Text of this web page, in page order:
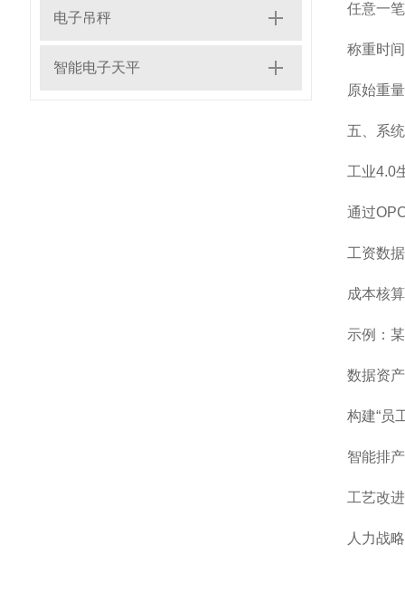
电子吊秤
智能电子天平
任意一
称重时
原始重
五、系
工业4.0
通过
工资数
成本核
示例：
数据资
构建“员
智能排
工艺改
人力战